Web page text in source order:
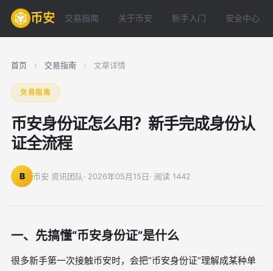
币安 交易指南 关于币安 新手入门 安全中心
首页 › 交易指南 › 文章详情
交易指南
币安身份证怎么用？新手完成身份认
证全流程
B 币安 资讯团队· 2026年05月15日· 阅读 1442
一、先搞懂“币安身份证”是什么
很多新手第一次接触币安时，会把“币安身份证”理解成某种单